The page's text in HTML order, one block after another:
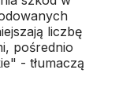
liczbę
pośrednio
- tłumaczą